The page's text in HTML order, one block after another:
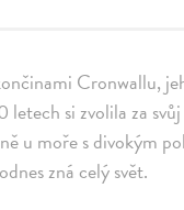
Cronwallu,
si zvolila za
u moře s divokým
zná celý svět.